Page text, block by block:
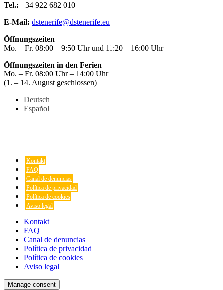
Tel.: +34 922 682 010
E-Mail: dstenerife@dstenerife.eu
Öffnungszeiten
Mo. – Fr. 08:00 – 9:50 Uhr und 11:20 – 16:00 Uhr
Öffnungszeiten in den Ferien
Mo. – Fr. 08:00 Uhr – 14:00 Uhr
(1. – 14. August geschlossen)
Deutsch
Español
Kontakt
FAQ
Canal de denuncias
Política de privacidad
Política de cookies
Aviso legal
Kontakt
FAQ
Canal de denuncias
Política de privacidad
Política de cookies
Aviso legal
Manage consent